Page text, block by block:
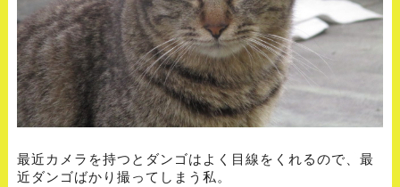
最近カメラを持つとダンゴはよく目線をくれるので、最
近ダンゴばかり撮ってしまう私。